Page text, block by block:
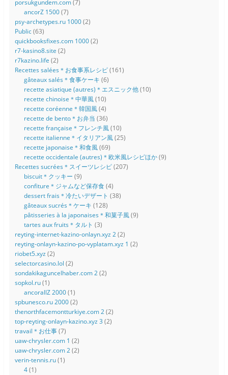
porsukgundem.com(7)
ancorZ 1500(7)
psy-archetypes.ru 1000(2)
Public(63)
quickbooksfixes.com 1000(2)
r7-kasino8.site (2)
r7kazino.life (2)
Recettes salées＊お食事系レシピ(161)
gâteaux salés＊食事ケーキ (6)
recette asiatique (autres)＊エスニック他(10)
recette chinoise＊中華風(10)
recette coréenne＊韓国風(4)
recette de bento＊お弁当 (36)
recette française＊フレンチ風(10)
recette italienne＊イタリアン風(25)
recette japonaise＊和食風(69)
recette occidentale (autres)＊欧米風レシピほか(9)
Recettes sucrées＊スイーツレシピ(207)
biscuit＊クッキー (9)
confiture＊ジャムなど保存食(4)
dessert frais＊冷たいデザート (38)
gâteaux sucrés＊ケーキ (128)
pâtisseries à la japonaises＊和菓子風(9)
tartes aux fruits＊タルト (3)
reyting-internet-kazino-onlayn.xyz 2(2)
reyting-onlayn-kazino-po-vyplatam.xyz 1 (2)
riobet5.xyz (2)
selectorcasino.lol (2)
sondakikaguncelhaber.com 2(2)
sopkol.ru(1)
ancorallZ 2000(1)
spbunesco.ru 2000(2)
thenorthfacemontturkiye.com 2(2)
top-reyting-onlayn-kazino.xyz 3 (2)
travail＊お仕事(7)
uaw-chrysler.com 1 (2)
uaw-chrysler.com 2(2)
verin-tennis.ru(1)
4(1)